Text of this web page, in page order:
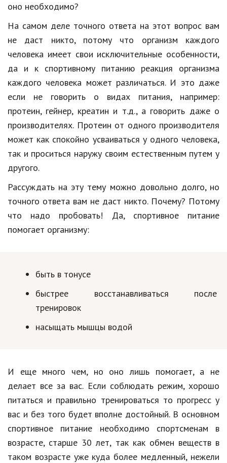
Недвижимость
Спорт и фитнес
Психология и отношения
Творчество и рукоделие
Разное
Работа и бизнес
Животные
Еда и напитки
Праздники и подарки
Кинематограф
Домашние животные
Семья и дети
Строительство
Культура и общество
Мода и стиль
Бизнес
Финансы
Юриспруденция
Природа
Образование
Наука и технологии
оно необходимо?
На самом деле точного ответа на этот вопрос вам
не даст никто, потому что организм каждого
человека имеет свои исключительные особенности,
да и к спортивному питанию реакция организма
каждого человека может различаться. И это даже
если не говорить о видах питания, например:
протеин, гейнер, креатин и т.д., а говорить даже о
производителях. Протеин от одного производителя
может как спокойно усваиваться у одного человека,
так и проситься наружу своим естественным путем у
другого.
Рассуждать на эту тему можно довольно долго, но
точного ответа вам не даст никто. Почему? Потому
что надо пробовать! Да, спортивное питание
помогает организму:
быть в тонусе
быстрее восстанавливаться после
тренировок
насыщать мышцы водой
И еще много чем, но оно лишь помогает, а не
делает все за вас. Если соблюдать режим, хорошо
питаться и правильно тренироваться то прогресс у
вас и без того будет вполне достойный. В основном
спортивное питание необходимо спортсменам в
возрасте, старше 30 лет, так как обмен веществ в
таком возрасте уже куда более медленный, нежели